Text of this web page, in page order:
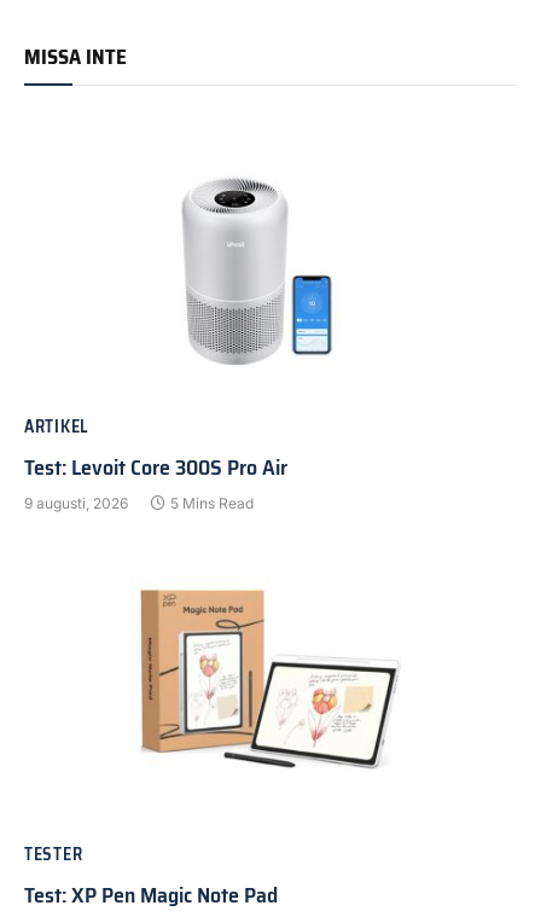
MISSA INTE
ARTIKEL
Test: Levoit Core 300S Pro Air
9 augusti, 2026 5 Mins Read
TESTER
Test: XP Pen Magic Note Pad